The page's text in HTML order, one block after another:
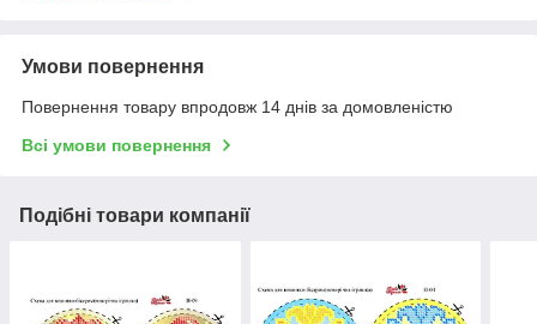
Умови повернення
Повернення товару впродовж 14 днів за домовленістю
Всі умови повернення
Подібні товари компанії